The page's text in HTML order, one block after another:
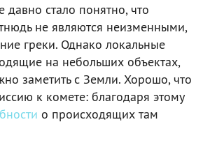
давно стало понятно, что
не являются неизменными,
греки. Однако локальные
на небольших объектах,
заметить с Земли. Хорошо, что
к комете: благодаря этому
о происходящих там